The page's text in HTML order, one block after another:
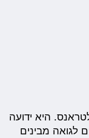
היא ידועה
לגואה מבינים